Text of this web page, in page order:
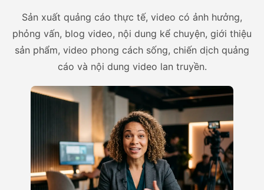
Sản xuất quảng cáo thực tế, video có ảnh hưởng,
phỏng vấn, blog video, nội dung kể chuyện, giới thiệu
sản phẩm, video phong cách sống, chiến dịch quảng
cáo và nội dung video lan truyền.